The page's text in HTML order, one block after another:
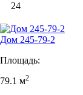
24
Дом 245-79-2
Площадь:
79.1 м2